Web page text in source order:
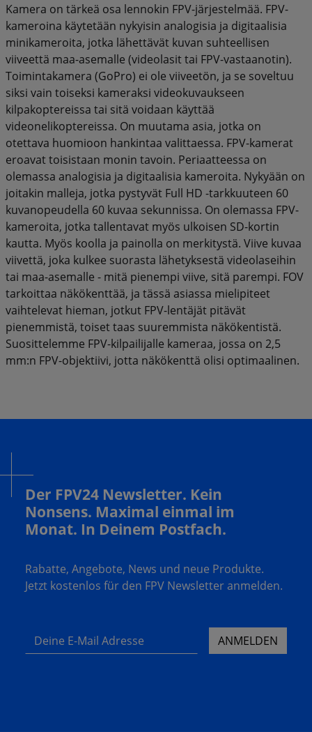
Kamera on tärkeä osa lennokin FPV-järjestelmää. FPV-
kameroina käytetään nykyisin analogisia ja digitaalisia
minikameroita, jotka lähettävät kuvan suhteellisen
viiveettä maa-asemalle (videolasit tai FPV-vastaanotin).
Toimintakamera (GoPro) ei ole viiveetön, ja se soveltuu
siksi vain toiseksi kameraksi videokuvaukseen
kilpakoptereissa tai sitä voidaan käyttää
videonelikoptereissa. On muutama asia, jotka on
otettava huomioon hankintaa valittaessa. FPV-kamerat
eroavat toisistaan monin tavoin. Periaatteessa on
olemassa analogisia ja digitaalisia kameroita. Nykyään on
joitakin malleja, jotka pystyvät Full HD -tarkkuuteen 60
kuvanopeudella 60 kuvaa sekunnissa. On olemassa FPV-
kameroita, jotka tallentavat myös ulkoisen SD-kortin
kautta. Myös koolla ja painolla on merkitystä. Viive kuvaa
viivettä, joka kulkee suorasta lähetyksestä videolaseihin
tai maa-asemalle - mitä pienempi viive, sitä parempi. FOV
tarkoittaa näkökenttää, ja tässä asiassa mielipiteet
vaihtelevat hieman, jotkut FPV-lentäjät pitävät
pienemmistä, toiset taas suuremmista näkökentistä.
Suosittelemme FPV-kilpailijalle kameraa, jossa on 2,5
mm:n FPV-objektiivi, jotta näkökenttä olisi optimaalinen.
Der FPV24 Newsletter. Kein
Nonsens. Maximal einmal im
Monat. In Deinem Postfach.
Rabatte, Angebote, News und neue Produkte.
Jetzt kostenlos für den FPV Newsletter anmelden.
Deine E-Mail Adresse ANMELDEN